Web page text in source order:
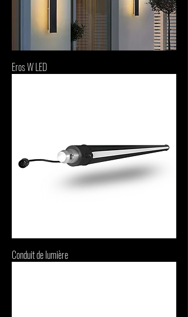
Eros W LED
Conduit de lumière